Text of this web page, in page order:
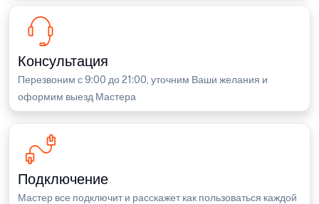
Консультация
Перезвоним с 9:00 до 21:00, уточним Ваши желания и
оформим выезд Мастера
Подключение
Мастер все подключит и расскажет как пользоваться каждой